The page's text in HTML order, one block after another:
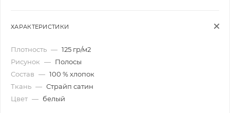
ХАРАКТЕРИСТИКИ
Плотность — 125 гр/м2
Рисунок — Полосы
Состав — 100 % хлопок
Ткань — Страйп сатин
Цвет — белый